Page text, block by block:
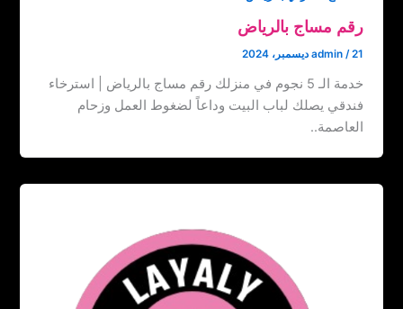
رقم مساج بالرياض
admin /21 ديسمبر، 2024
خدمة الـ 5 نجوم في منزلك رقم مساج بالرياض | استرخاء
فندقي يصلك لباب البيت وداعاً لضغوط العمل وزحام
العاصمة..